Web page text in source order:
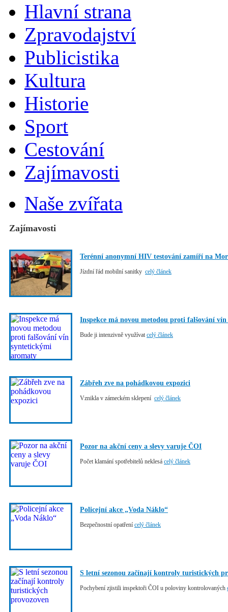
Hlavní strana
Zpravodajství
Publicistika
Kultura
Historie
Sport
Cestování
Zajímavosti
Naše zvířata
Zajímavosti
Terénní anonymní HIV testování zamíří na
Jízdní řád mobilní sanitky celý článek
Inspekce má novou metodou proti falšování
Bude ji intenzivně využívat celý článek
Zábřeh zve na pohádkovou expozici
Vznikla v zámeckém sklepení celý článek
Pozor na akční ceny a slevy varuje ČOI
Počet klamání spotřebitelů neklesá celý článek
Policejní akce „Voda Náklo“
Bezpečnostní opatření celý článek
S letní sezonou začínají kontroly turistických
Pochybení zjistili inspektoři ČOI u poloviny kontrolovaných